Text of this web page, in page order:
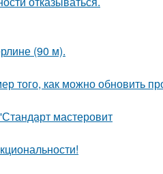
(90 м).
того, как можно обновить
мастеровит